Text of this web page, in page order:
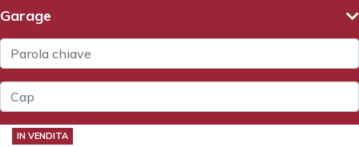
Garage
IN VENDITA